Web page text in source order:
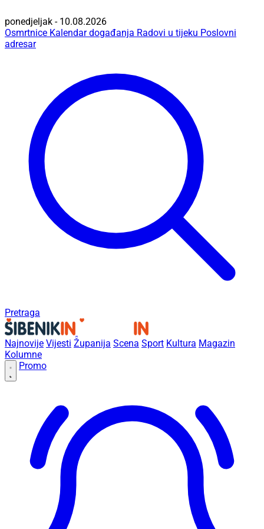
ponedjeljak - 10.08.2026
Osmrtnice Kalendar događanja Radovi u tijeku Poslovni
adresar
Pretraga
Najnovije Vijesti Županija Scena Sport Kultura Magazin
Kolumne
Promo